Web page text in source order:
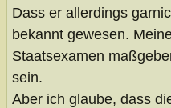
Dass er allerdings
bekannt gewesen.
Staatsexamen
sein.
Aber ich glaube, dass